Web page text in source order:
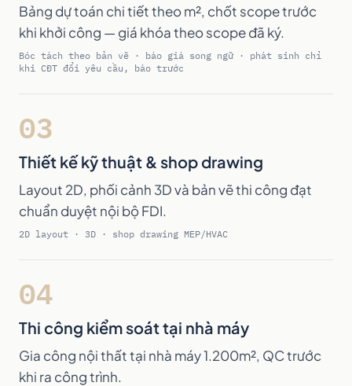
Bảng dự toán chi tiết theo m², chốt scope trước
khi khởi công — giá khóa theo scope đã ký.
Bóc tách theo bản vẽ · báo giá song ngữ · phát sinh chỉ
khi CĐT đổi yêu cầu, báo trước
03
Thiết kế kỹ thuật & shop drawing
Layout 2D, phối cảnh 3D và bản vẽ thi công đạt
chuẩn duyệt nội bộ FDI.
2D layout · 3D · shop drawing MEP/HVAC
04
Thi công kiểm soát tại nhà máy
Gia công nội thất tại nhà máy 1.200m², QC trước
khi ra công trình.